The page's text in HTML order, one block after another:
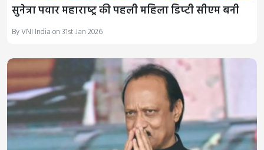
सुनेत्रा पवार महाराष्‍ट्र की पहली महिला डिप्‍टी सीएम बनी
By VNI India on 31st Jan 2026